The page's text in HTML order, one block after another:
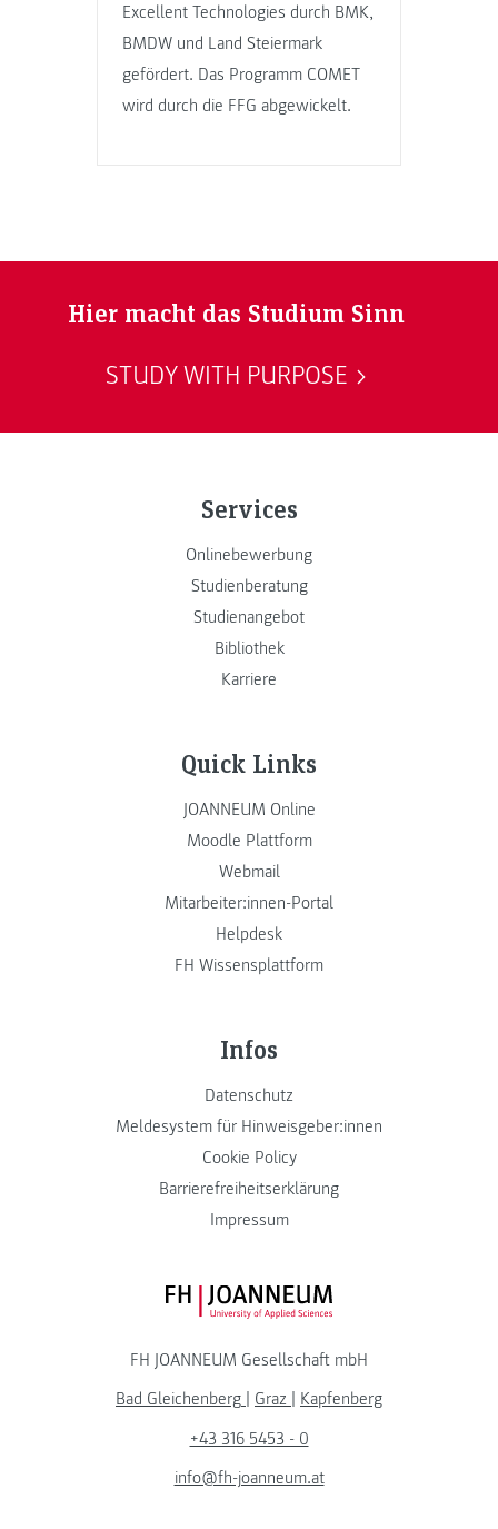
Excellent Technologies durch BMK,
BMDW und Land Steiermark
gefördert. Das Programm COMET
wird durch die FFG abgewickelt.
Hier macht das Studium Sinn
STUDY WITH PURPOSE
Services
Onlinebewerbung
Studienberatung
Studienangebot
Bibliothek
Karriere
Quick Links
JOANNEUM Online
Moodle Plattform
Webmail
Mitarbeiter:innen-Portal
Helpdesk
FH Wissensplattform
Infos
Datenschutz
Meldesystem für Hinweisgeber:innen
Cookie Policy
Barrierefreiheitserklärung
Impressum
FH JOANNEUM Logo
FH JOANNEUM Gesellschaft mbH
Bad Gleichenberg
Graz
Kapfenberg
+43 316 5453 - 0
info@fh-joanneum.at